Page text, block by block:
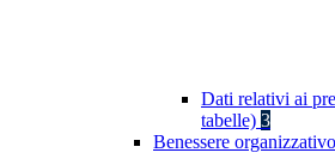
Dati relativi ai
tabelle) 3
Benessere organizzativo